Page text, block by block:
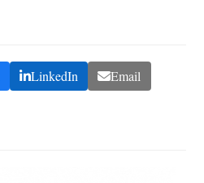
LinkedIn Email